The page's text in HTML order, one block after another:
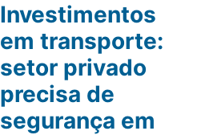
Investimentos
em transporte:
setor privado
precisa de
segurança em